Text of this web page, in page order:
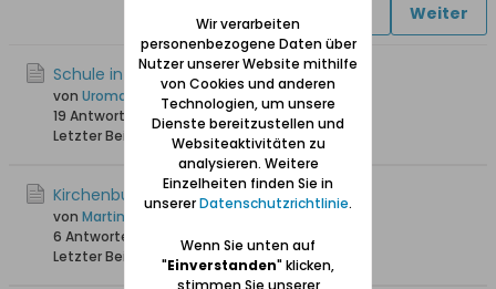
Weiter
Schule in Sobbowitz
von Uroma Bock
19 Antworten
43.740 Hits
0 Likes
Letzter Beitrag
22.05.2021, 16:45
Kirchenbuch Sobbowitz vor 1789
von MartinJ
6 Antworten
8.004 Hits
0 Likes
Letzter Beitrag
03.02.2021, 23:47
Wir verarbeiten
personenbezogene Daten über
Nutzer unserer Website mithilfe
von Cookies und anderen
Technologien, um unsere
Dienste bereitzustellen und
Websiteaktivitäten zu
analysieren. Weitere
Einzelheiten finden Sie in
unsererDatenschutzrichtlinie.
Wenn Sie unten auf
"Einverstanden" klicken,
stimmen Sie unserer